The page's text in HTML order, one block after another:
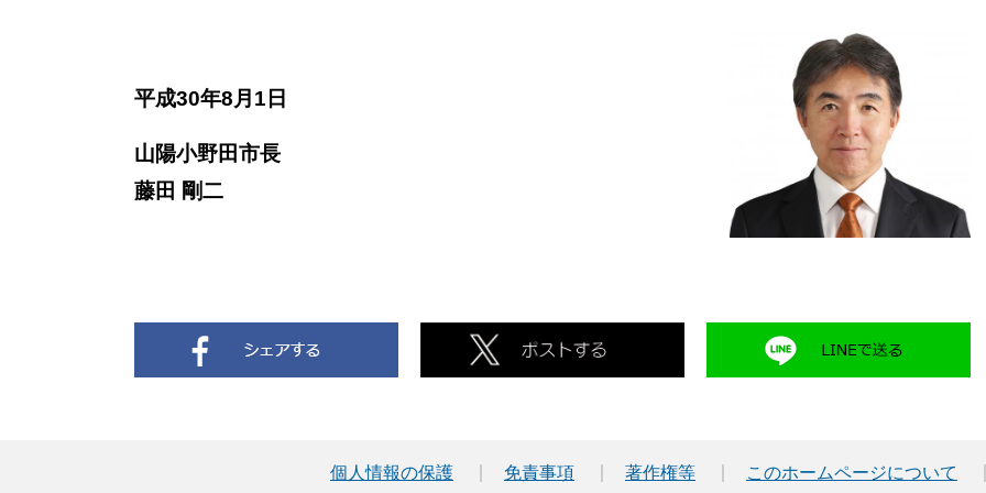
平成30年8月1日
山陽小野田市長
藤田 剛二
個人情報の保護 免責事項 著作権等 このホームページについて